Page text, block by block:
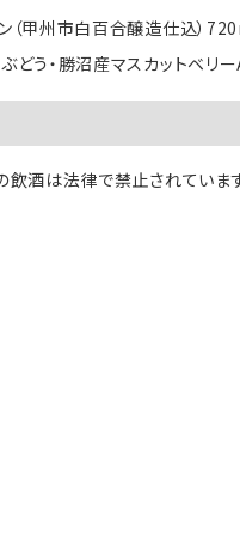
（甲州市白百合醸造仕込）​
どう・勝沼産マスカットベリ
酒は​法律で​禁止されています